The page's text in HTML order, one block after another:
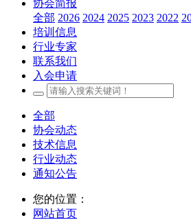
协会简报
全部 2026 2024 2025 2023 2022
培训信息
行业专家
联系我们
入会申请
全部
协会动态
技术信息
行业动态
通知公告
您的位置：
网站首页